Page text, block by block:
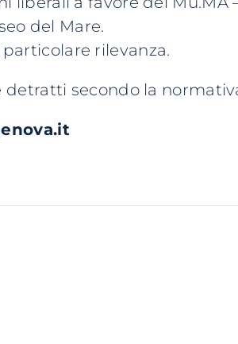
del Mare.
rilevanza.
secondo la